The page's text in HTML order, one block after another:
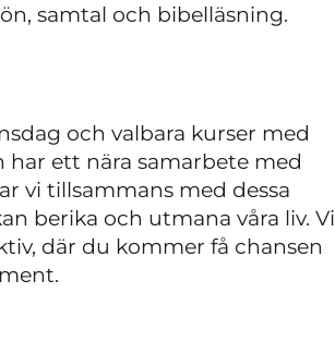
samtal och bibelläsning.
och valbara kurser med
har ett nära samarbete med
vi tillsammans med dessa
berika och utmana våra liv. Vi
där du kommer få chansen